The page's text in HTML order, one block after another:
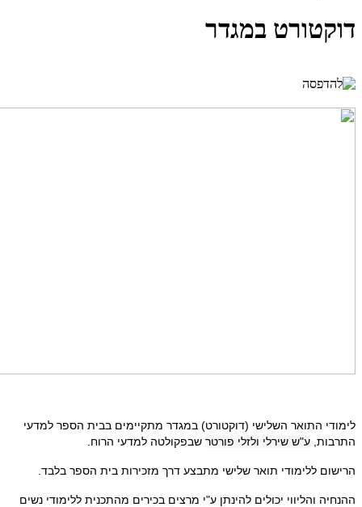
דוקטורט במגדר
לימודי התואר השלישי (דוקטורט) במגדר מתקיימים בבית הספר למדעי
התרבות, ע"ש שירלי ולזלי פורטר שבפקולטה למדעי הרוח.
הרישום ללימודי תואר שלישי מתבצע דרך מזכירות בית הספר בלבד.
ההנחיה והליווי יכולים להינתן ע"י מרצים בכירים מהתכנית ללימודי נשים